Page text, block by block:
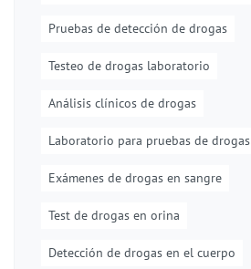
Pruebas de detección de drogas
Testeo de drogas laboratorio
Análisis clínicos de drogas
Laboratorio para pruebas de drogas
Exámenes de drogas en sangre
Test de drogas en orina
Detección de drogas en el cuerpo